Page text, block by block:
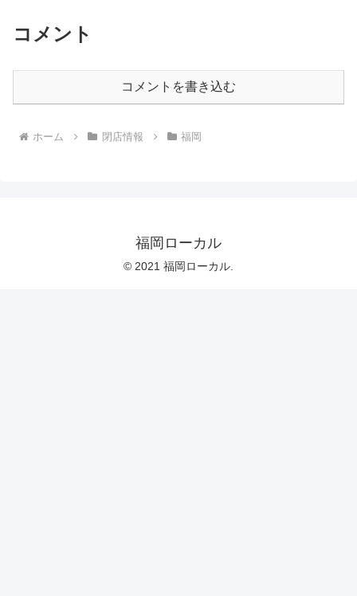
コメント
コメントを書き込む
ホーム 閉店情報 福岡
福岡ローカル
© 2021 福岡ローカル.